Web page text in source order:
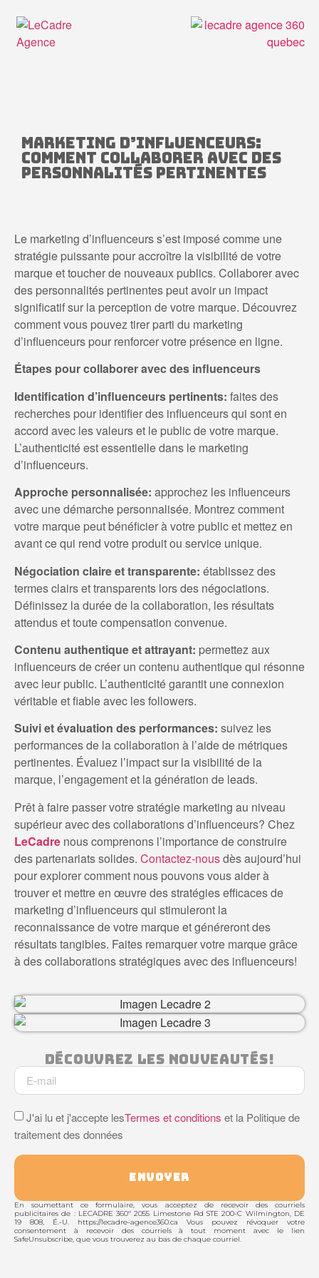
Marketing d’influenceurs:
comment collaborer avec des
personnalités pertinentes
Le marketing d’influenceurs s’est imposé comme une
stratégie puissante pour accroître la visibilité de votre
marque et toucher de nouveaux publics. Collaborer avec
des personnalités pertinentes peut avoir un impact
significatif sur la perception de votre marque. Découvrez
comment vous pouvez tirer parti du marketing
d’influenceurs pour renforcer votre présence en ligne.
Étapes pour collaborer avec des influenceurs
Identification d’influenceurs pertinents: faites des
recherches pour identifier des influenceurs qui sont en
accord avec les valeurs et le public de votre marque.
L’authenticité est essentielle dans le marketing
d’influenceurs.
Approche personnalisée: approchez les influenceurs
avec une démarche personnalisée. Montrez comment
votre marque peut bénéficier à votre public et mettez en
avant ce qui rend votre produit ou service unique.
Négociation claire et transparente: établissez des
termes clairs et transparents lors des négociations.
Définissez la durée de la collaboration, les résultats
attendus et toute compensation convenue.
Contenu authentique et attrayant: permettez aux
influenceurs de créer un contenu authentique qui résonne
avec leur public. L’authenticité garantit une connexion
véritable et fiable avec les followers.
Suivi et évaluation des performances: suivez les
performances de la collaboration à l’aide de métriques
pertinentes. Évaluez l’impact sur la visibilité de la
marque, l’engagement et la génération de leads.
Prêt à faire passer votre stratégie marketing au niveau
supérieur avec des collaborations d’influenceurs? Chez
LeCadre nous comprenons l’importance de construire
des partenariats solides. Contactez-nousdès aujourd’hui
pour explorer comment nous pouvons vous aider à
trouver et mettre en œuvre des stratégies efficaces de
marketing d’influenceurs qui stimuleront la
reconnaissance de votre marque et généreront des
résultats tangibles. Faites remarquer votre marque grâce
à des collaborations stratégiques avec des influenceurs!
Découvrez Les Nouveautés!
J'ai lu et j'accepte lesTermes et conditions et la Politique de
traitement des données
ENVOYER
En soumettant ce formulaire, vous acceptez de recevoir des courriels
publicitaires de : LECADRE 360º 2055 Limestone Rd STE 200-C Wilmington, DE
19 808, É.-U. https://lecadre-agence360.ca Vous pouvez révoquer votre
consentement à recevoir des courriels à tout moment avec le lien
SafeUnsubscribe, que vous trouverez au bas de chaque courriel.